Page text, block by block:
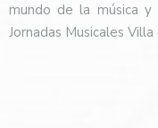
mundo de la música y
Jornadas Musicales